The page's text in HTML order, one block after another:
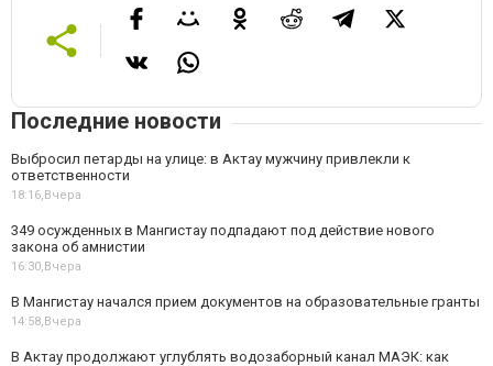
Последние новости
Выбросил петарды на улице: в Актау мужчину привлекли к
ответственности
18:16, Вчера
349 осужденных в Мангистау подпадают под действие нового
закона об амнистии
16:30, Вчера
В Мангистау начался прием документов на образовательные гранты
14:58, Вчера
В Актау продолжают углублять водозаборный канал МАЭК: как